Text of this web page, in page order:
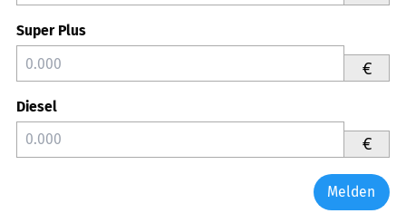
Super Plus
€
Diesel
€
Melden